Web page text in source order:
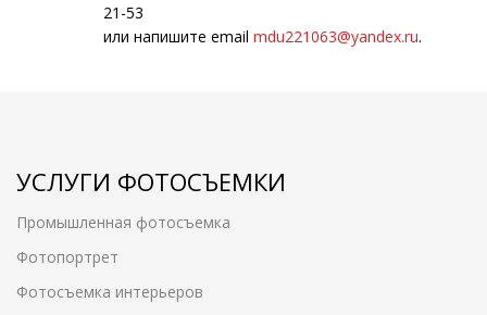
21-53
или напишите email mdu221063@yandex.ru.
УСЛУГИ ФОТОСЪЕМКИ
Промышленная фотосъемка
Фотопортрет
Фотосъемка интерьеров